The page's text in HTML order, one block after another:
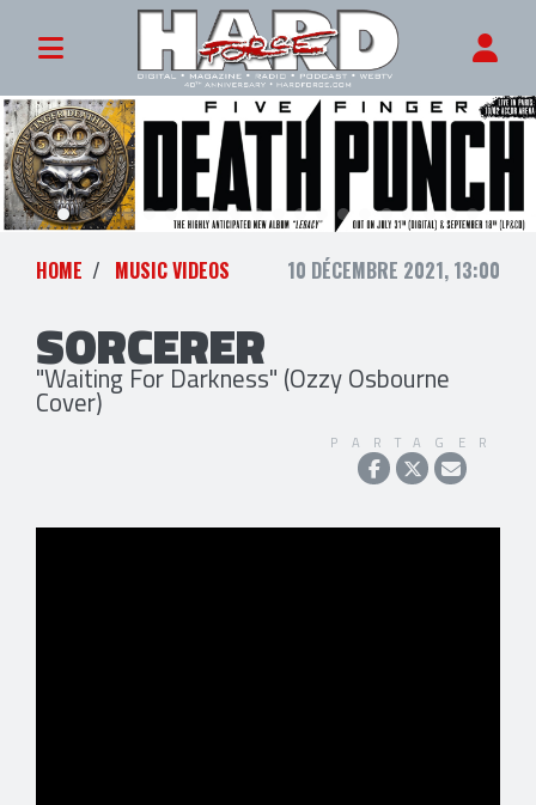
HOME MUSIC VIDEOS 10 DÉCEMBRE 2021, 13:00
SORCERER
"Waiting For Darkness" (Ozzy Osbourne
Cover)
PARTAGER